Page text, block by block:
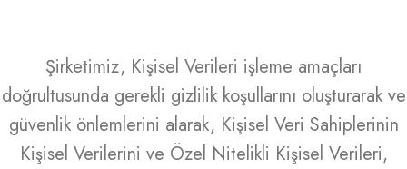
Şirketimiz, Kişisel Verileri işleme amaçları
doğrultusunda gerekli gizlilik koşullarını oluşturarak ve
güvenlik önlemlerini alarak, Kişisel Veri Sahiplerinin
Kişisel Verilerini ve Özel Nitelikli Kişisel Verileri,